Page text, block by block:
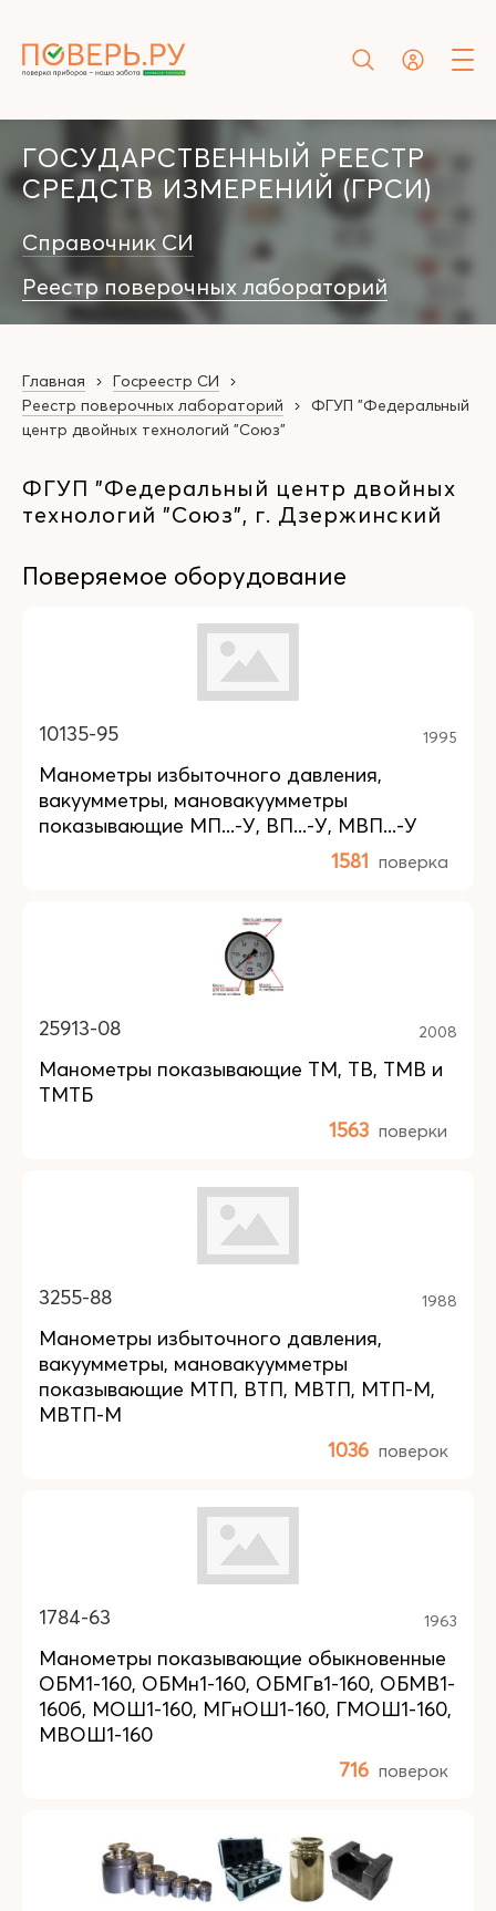
ГОСУДАРСТВЕННЫЙ РЕЕСТР
СРЕДСТВ ИЗМЕРЕНИЙ (ГРСИ)
Справочник СИ
Реестр поверочных лабораторий
Главная
Госреестр СИ
Реестр поверочных лабораторий
ФГУП "Федеральный
центр двойных технологий "Союз"
ФГУП "Федеральный центр двойных
технологий "Союз", г. Дзержинский
Поверяемое оборудование
10135-95 1995
Манометры избыточного давления,
вакуумметры, мановакуумметры
показывающие МП...-У, ВП...-У, МВП...-У
1581 поверка
25913-08 2008
Манометры показывающие ТМ, ТВ, ТМВ и
ТМТБ
1563 поверки
3255-88 1988
Манометры избыточного давления,
вакуумметры, мановакуумметры
показывающие МТП, ВТП, МВТП, МТП-М,
МВТП-М
1036 поверок
1784-63 1963
Манометры показывающие обыкновенные
ОБМ1-160, ОБМн1-160, ОБМГв1-160, ОБМВ1-
160б, МОШ1-160, МГнОШ1-160, ГМОШ1-160,
МВОШ1-160
716 поверок